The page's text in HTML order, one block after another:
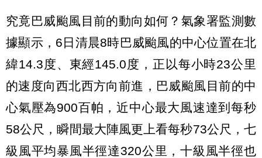
究竟巴威颱風目前的動向如何？氣象署監測數
據顯示，6日清晨8時巴威颱風的中心位置在北
緯14.3度、東經145.0度，正以每小時23公里
的速度向西北西方向前進，巴威颱風目前的中
心氣壓為900百帕，近中心最大風速達到每秒
58公尺，瞬間最大陣風更上看每秒73公尺，七
級風平均暴風半徑達320公里，十級風半徑也